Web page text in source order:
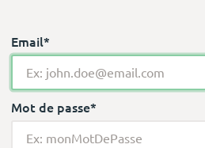
Email*
Mot de passe*